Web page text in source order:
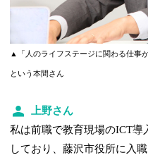
▲「人のライフステージに関わる仕事
という本間さん
上野さん
私は前職で教育現場のICT導
しており、藤沢市役所に入